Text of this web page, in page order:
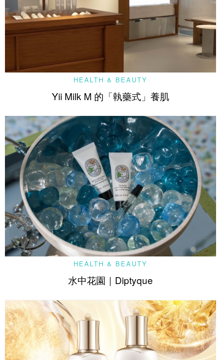
HEALTH & BEAUTY
Yii Milk M 的「執藥式」養肌
HEALTH & BEAUTY
水中花園｜Diptyque